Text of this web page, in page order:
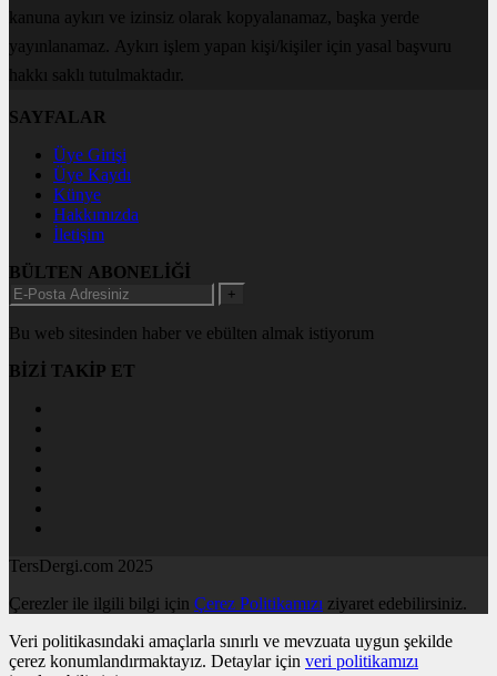
kanuna aykırı ve izinsiz olarak kopyalanamaz, başka yerde
yayınlanamaz. Aykırı işlem yapan kişi/kişiler için yasal başvuru
hakkı saklı tutulmaktadır.
SAYFALAR
Üye Girişi
Üye Kaydı
Künye
Hakkımızda
İletişim
BÜLTEN ABONELİĞİ
+
Bu web sitesinden haber ve ebülten almak istiyorum
BİZİ TAKİP ET
TersDergi.com 2025
Çerezler ile ilgili bilgi için Çerez Politikamızı ziyaret edebilirsiniz.
Veri politikasındaki amaçlarla sınırlı ve mevzuata uygun şekilde
çerez konumlandırmaktayız. Detaylar için veri politikamızı